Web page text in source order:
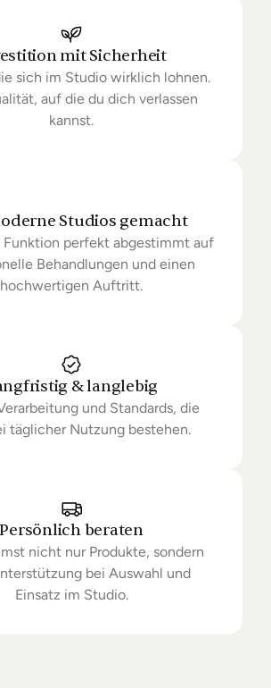
Umständen um einige Tage
mit Sicherheit
sich im Studio wirklich lohnen.
auf die du dich verlassen
kannst.
Studios gemacht
Funktion perfekt abgestimmt auf
Behandlungen und einen
hochwertigen Auftritt.
& langlebig
und Standards, die
täglicher Nutzung bestehen.
Persönlich beraten
nicht nur Produkte, sondern
bei Auswahl und
Einsatz im Studio.